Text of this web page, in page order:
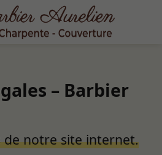
– Barbier
de notre site internet.